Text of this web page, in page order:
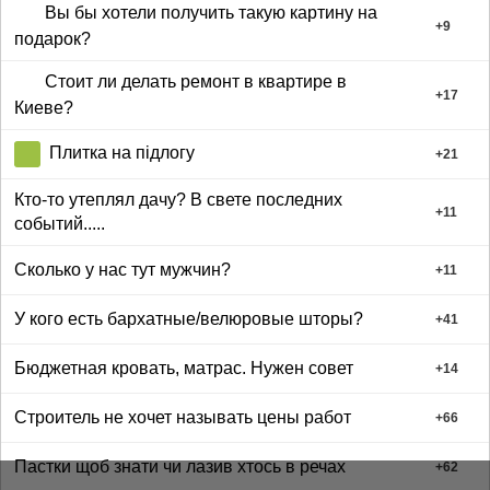
Вы бы хотели получить такую картину на
подарок?
+9
Стоит ли делать ремонт в квартире в
Киеве?
+17
Плитка на підлогу +21
Кто-то утеплял дачу? В свете последних
событий.....
+11
Сколько у нас тут мужчин? +11
У кого есть бархатные/велюровые шторы? +41
Бюджетная кровать, матрас. Нужен совет +14
Строитель не хочет называть цены работ +66
Пастки щоб знати чи лазив хтось в речах +62